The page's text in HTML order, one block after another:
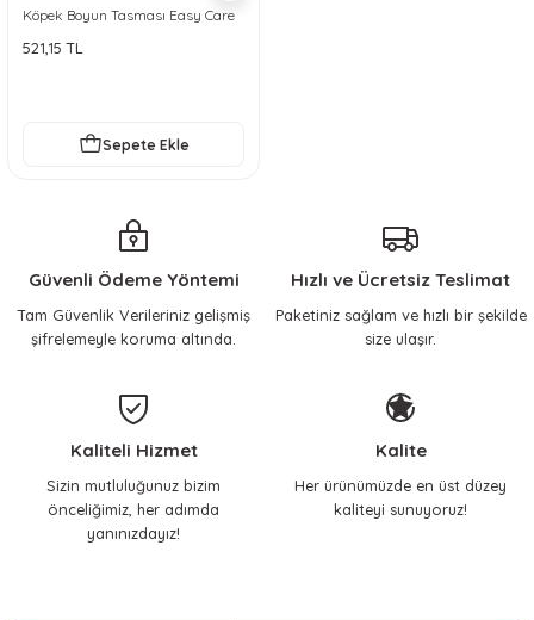
Köpek Boyun Tasması Easy Care
521,15 TL
Sepete Ekle
Güvenli Ödeme Yöntemi
Tam Güvenlik Verileriniz gelişmiş
şifrelemeyle koruma altında.
Hızlı ve Ücretsiz Teslimat
Paketiniz sağlam ve hızlı bir şekilde
size ulaşır.
Kaliteli Hizmet
Sizin mutluluğunuz bizim
önceliğimiz, her adımda
yanınızdayız!
Kalite
Her ürünümüzde en üst düzey
kaliteyi sunuyoruz!